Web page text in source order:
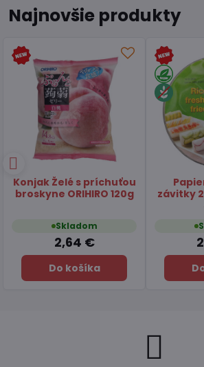
Najnovšie produkty
Čaj Matcha Yuzu
TSUBOICHI 5x10g
Skladom
7,45 €
Do košíka
Čaj
Hojicha